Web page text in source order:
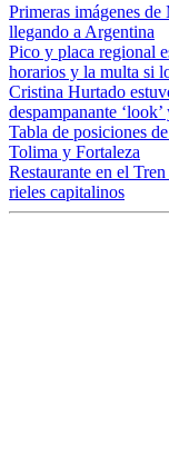
Primeras imágenes de
llegando a Argentina
Pico y placa regional
horarios y la multa si
Cristina Hurtado
despampanante
Tabla de posiciones
Tolima y Fortaleza
Restaurante en el
rieles capitalinos